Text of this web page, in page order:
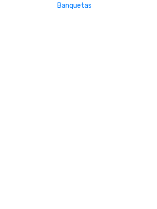
Banquetas